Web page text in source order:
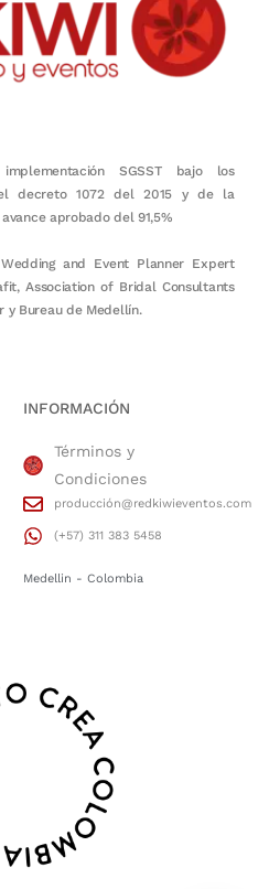
SGSST bajo los
decreto 1072 del 2015 y de la
aprobado del 91,5%
and Event Planner Expert
Association of Bridal Consultants
y Bureau de Medellín.
INFORMACIÓN
Términos y
Condiciones
producción@redkiwieventos.com
(+57) 311 383 5458
Medellin - Colombia